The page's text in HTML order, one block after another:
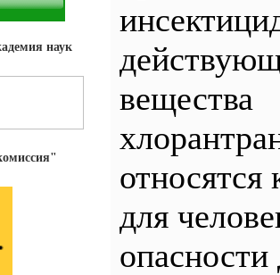
вещества
относятся
для
опасности